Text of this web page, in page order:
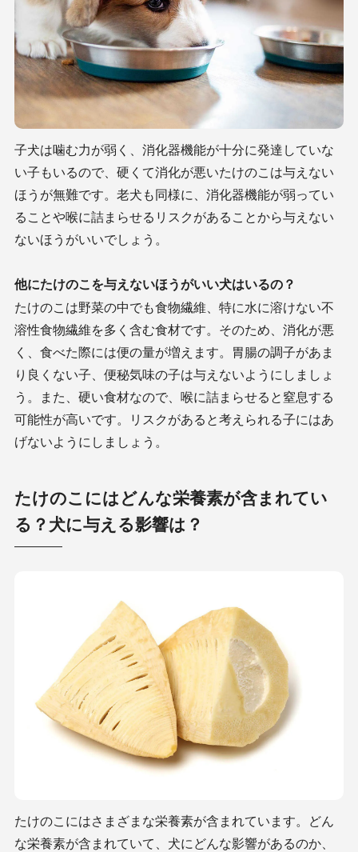
子犬は噛む力が弱く、消化器機能が十分に発達していな
い子もいるので、硬くて消化が悪いたけのこは与えない
ほうが無難です。老犬も同様に、消化器機能が弱ってい
ることや喉に詰まらせるリスクがあることから与えない
ないほうがいいでしょう。
他にたけのこを与えないほうがいい犬はいるの？
たけのこは野菜の中でも食物繊維、特に水に溶けない不
溶性食物繊維を多く含む食材です。そのため、消化が悪
く、食べた際には便の量が増えます。胃腸の調子があま
り良くない子、便秘気味の子は与えないようにしましょ
う。また、硬い食材なので、喉に詰まらせると窒息する
可能性が高いです。リスクがあると考えられる子にはあ
げないようにしましょう。
たけのこにはどんな栄養素が含まれてい
る？犬に与える影響は？
たけのこにはさまざまな栄養素が含まれています。どん
な栄養素が含まれていて、犬にどんな影響があるのか、